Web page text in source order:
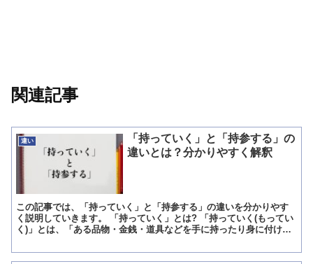
関連記事
違い
「持っていく」と「持参する」の
違いとは？分かりやすく解釈
この記事では、「持っていく」と「持参する」の違いを分かりやす
く説明していきます。 「持っていく」とは? 「持っていく(もってい
く)」とは、「ある品物・金銭・道具などを手に持ったり身に付けた